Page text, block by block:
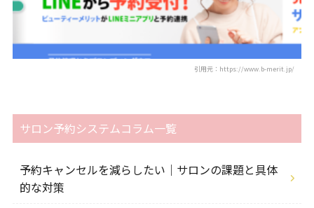
引用元：https://www.b-merit.jp/
サロン予約システムコラム一覧
予約キャンセルを減らしたい｜サロンの課題と具体
的な対策